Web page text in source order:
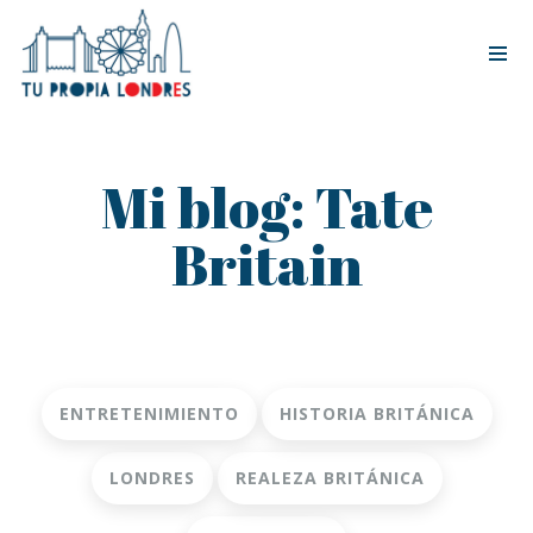
Mi blog: Tate
Britain
ENTRETENIMIENTO HISTORIA BRITÁNICA
LONDRES REALEZA BRITÁNICA